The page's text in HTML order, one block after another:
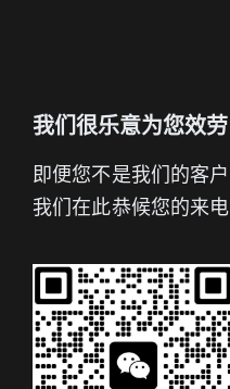
我们很乐意为您效劳
即便您不是我们的客
我们在此恭候您的来电